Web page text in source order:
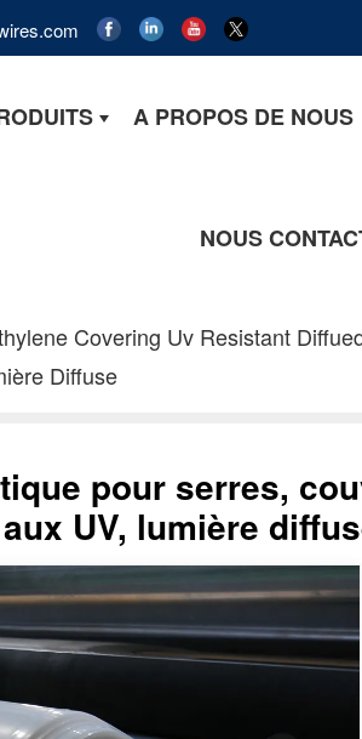
A PROPOS DE NOUS
NOUS
Covering Uv Resistant
Diffuse
pour serres,
UV, lumière